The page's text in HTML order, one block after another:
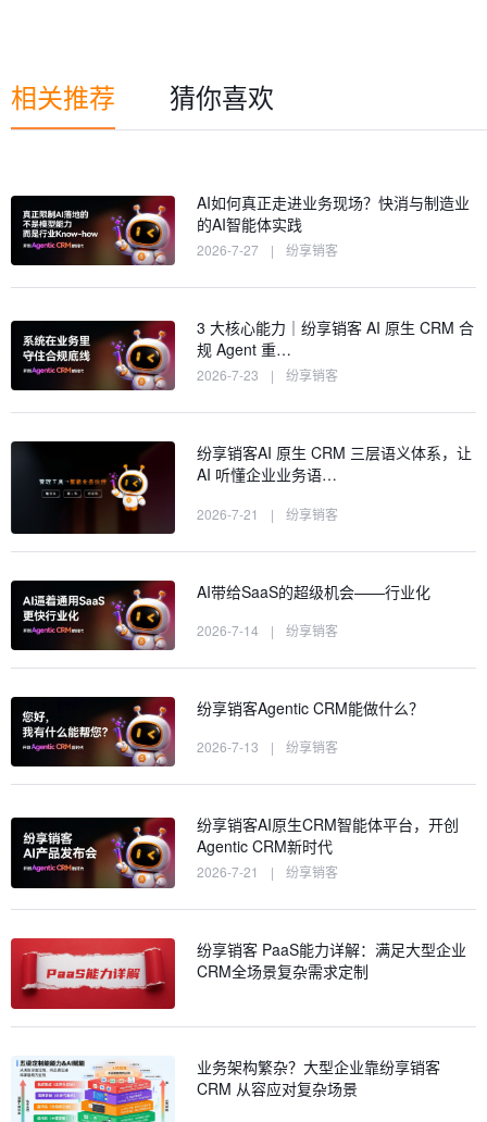
相关推荐 猜你喜欢
AI如何真正走进业务现场？快消与制造业
的AI智能体实践
2026-7-27 | 纷享销客
3 大核心能力｜纷享销客 AI 原生 CRM 合
规 Agent 重…
2026-7-23 | 纷享销客
纷享销客AI 原生 CRM 三层语义体系，让
AI 听懂企业业务语…
2026-7-21 | 纷享销客
AI带给SaaS的超级机会——行业化
2026-7-14 | 纷享销客
纷享销客Agentic CRM能做什么？
2026-7-13 | 纷享销客
纷享销客AI原生CRM智能体平台，开创
Agentic CRM新时代
2026-7-21 | 纷享销客
纷享销客 PaaS能力详解：满足大型企业
CRM全场景复杂需求定制
业务架构繁杂？大型企业靠纷享销客
CRM 从容应对复杂场景